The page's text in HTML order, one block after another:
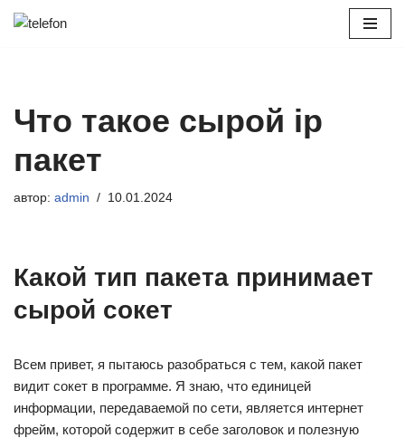
Что такое сырой ip
пакет
автор: admin 10.01.2024
Какой тип пакета принимает
сырой сокет
Всем привет, я пытаюсь разобраться с тем, какой пакет
видит сокет в программе. Я знаю, что единицей
информации, передаваемой по сети, является интернет
фрейм, которой содержит в себе заголовок и полезную